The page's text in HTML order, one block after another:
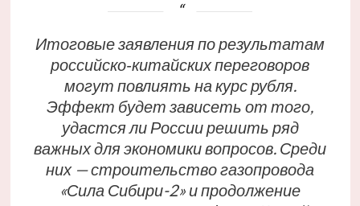
Итоговые заявления по результатам
российско‑китайских переговоров
могут повлиять на курс рубля.
Эффект будет зависеть от того,
удастся ли России решить ряд
важных для экономики вопросов. Среди
них — строительство газопровода
«Сила Сибири-2» и продолжение